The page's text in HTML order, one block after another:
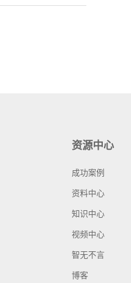
资源中心
成功案例
资料中心
知识中心
视频中心
智无不言
博客